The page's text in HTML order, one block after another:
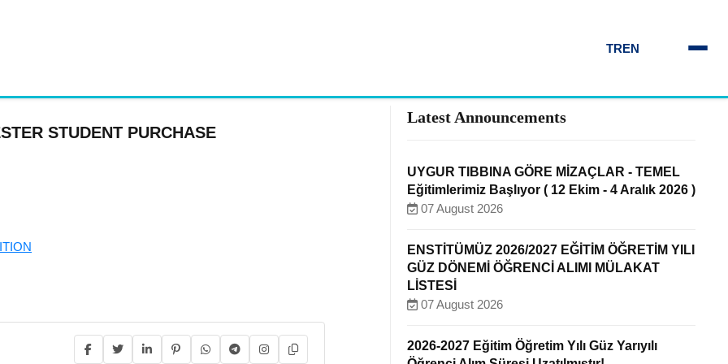
TREN
STUDENT PURCHASE
Latest Announcements
UYGUR TIBBINA GÖRE MİZAÇLAR - TEMEL
Eğitimlerimiz Başlıyor ( 12 Ekim - 4 Aralık 2026 )
07 August 2026
ENSTİTÜMÜZ 2026/2027 EĞİTİM ÖĞRETİM YILI
GÜZ DÖNEMİ ÖĞRENCİ ALIMI MÜLAKAT
LİSTESİ
07 August 2026
2026-2027 Eğitim Öğretim Yılı Güz Yarıyılı